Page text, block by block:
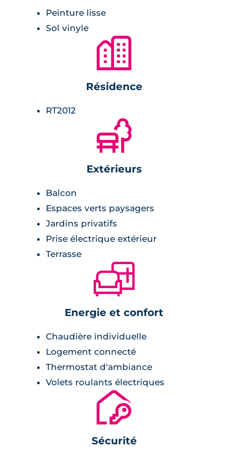
d’eau et de bains. Petit plus, les appartements
au dernier étage profitent d’une grande
hauteur sous plafond. Pour une sécurité
optimale, les portes palières sont équipées de
serrures de sécurité 3 points. L'accès à la
résidence se fait via vidéophone et accès
Peinture lisse
Sol vinyle
🏙
Résidence
RT2012
🌲
Extérieurs
Balcon
Espaces verts paysagers
Jardins privatifs
Prise électrique extérieur
Terrasse
🛋
Energie et confort
Chaudière individuelle
Logement connecté
Thermostat d'ambiance
Volets roulants électriques
🔐
Sécurité